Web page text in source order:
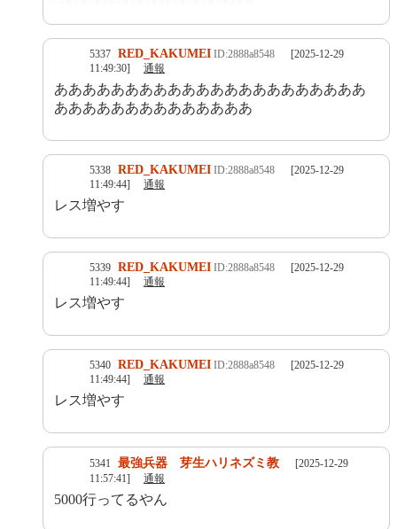
5337 RED_KAKUMEI ID:2888a8548
[2025-12-29
11:49:30]
通報
ああああああああああああああああああああああ
ああああああああああああああ
5338 RED_KAKUMEI ID:2888a8548
[2025-12-29
11:49:44]
通報
レス増やす
5339 RED_KAKUMEI ID:2888a8548
[2025-12-29
11:49:44]
通報
レス増やす
5340 RED_KAKUMEI ID:2888a8548
[2025-12-29
11:49:44]
通報
レス増やす
5341 最強兵器 芽生ハリネズミ教
[2025-12-29
11:57:41]
通報
5000行ってるやん